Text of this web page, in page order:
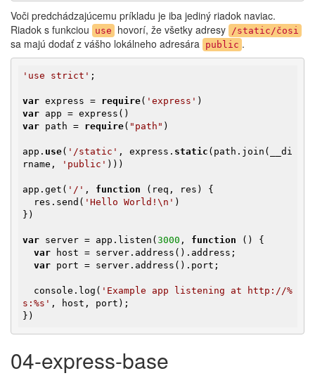
Voči predchádzajúcemu príkladu je iba jediný riadok naviac.
Riadok s funkciou
use hovorí, že všetky adresy /static/čosi
sa majú dodať z vášho lokálneho adresára public .
'use strict' ;
var express = require( 'express'
var
var path = require( "path" )
app. use( '/static' , express. static (path.join(__di
rname,
'public' )))
app.get( '/' , function (req, res)
{
  res.send(
'Hello World!\n' )
})
var server = app.listen( 3000 , function ()
{
var host = server.address().address;
var port = server.address().port;
  console.log(
'Example app listening at http://%
s:%s' , host, port);
})
04-express-base